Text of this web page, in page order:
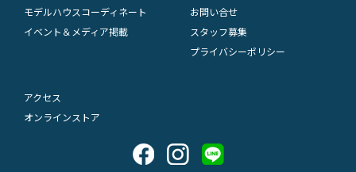
モデルハウスコーディネート
イベント＆メディア掲載
お問い合せ
スタッフ募集
プライバシーポリシー
アクセス
オンラインストア